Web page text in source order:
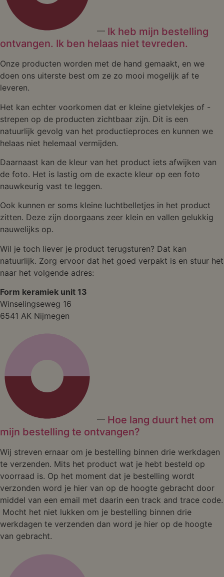
Ik heb mijn bestelling
ontvangen. Ik ben helaas niet tevreden.
Onze producten worden met de hand gemaakt, en we
doen ons uiterste best om ze zo mooi mogelijk af te
leveren.
Het kan echter voorkomen dat er kleine gietvlekjes of -
strepen op de producten zichtbaar zijn. Dit is een
natuurlijk gevolg van het productieproces en kunnen we
helaas niet helemaal vermijden.
Daarnaast kan de kleur van het product iets afwijken van
de foto. Het is lastig om de exacte kleur op een foto
nauwkeurig vast te leggen.
Ook kunnen er soms kleine luchtbelletjes in het product
zitten. Deze zijn doorgaans zeer klein en vallen gelukkig
nauwelijks op.
Wil je toch liever je product terugsturen? Dat kan
natuurlijk. Zorg ervoor dat het goed verpakt is en stuur het
naar het volgende adres:
Form keramiek unit 13
Winselingseweg 16
6541 AK Nijmegen
Hoe lang duurt het om
mijn bestelling te ontvangen?
Wij streven ernaar om je bestelling binnen drie werkdagen
te verzenden. Mits het product wat je hebt besteld op
voorraad is. Op het moment dat je bestelling wordt
verzonden word je hier van op de hoogte gebracht door
middel van een email met daarin een track and trace code.
Mocht het niet lukken om je bestelling binnen drie
werkdagen te verzenden dan word je hier op de hoogte
van gebracht.